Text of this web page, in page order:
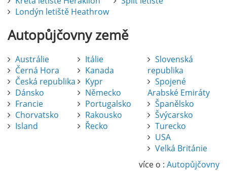
Londýn letiště Heathrow
Autopůjčovnyzemě
Austrálie
Černá Hora
Česká republika
Dánsko
Francie
Chorvatsko
Island
Itálie
Kanada
Kypr
Německo
Portugalsko
Rakousko
Řecko
Slovenská
republika
Spojené
Arabské Emiráty
Španělsko
Švýcarsko
Turecko
USA
Velká Británie
více o : Autopůjčovny
Pronájem auta na letišti Alicante
Půjčení auta na letišti v Alicante je výborný
způsob, jak pohodlně objevovat město i jeho